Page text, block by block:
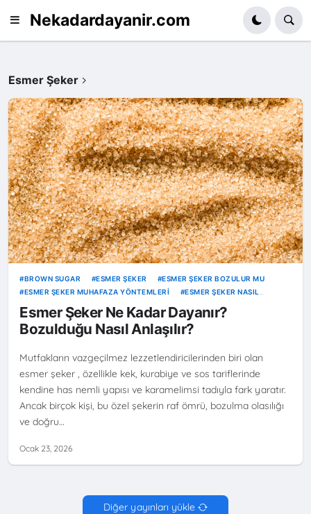
Nekadardayanir.com
Esmer Şeker
BROWN SUGAR ESMER ŞEKER
ESMER ŞEKER BOZULUR MU
ESMER ŞEKER MUHAFAZA YÖNTEMLERI
ESMER ŞEKER NASIL
Esmer Şeker Ne Kadar Dayanır?
Bozulduğu Nasıl Anlaşılır?
Mutfakların vazgeçilmez lezzetlendiricilerinden biri olan
esmer şeker , özellikle kek, kurabiye ve sos tariflerinde
kendine has nemli yapısı ve karamelimsi tadıyla fark yaratır.
Ancak birçok kişi, bu özel şekerin raf ömrü, bozulma olasılığı
ve doğru…
Ocak 23, 2026
Diğer yayınları yükle